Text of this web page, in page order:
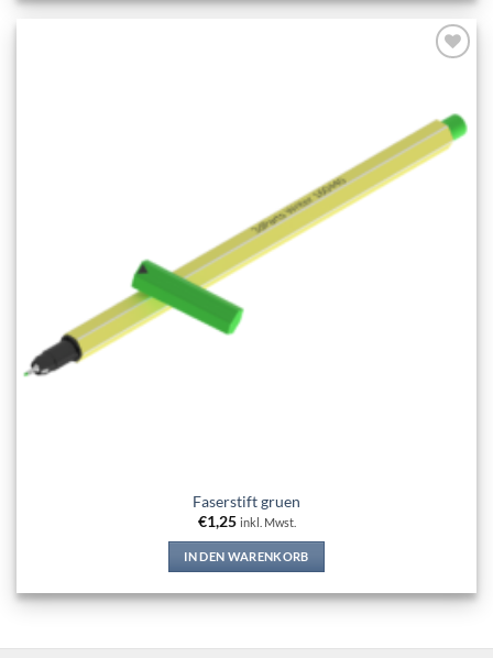
Faserstift gruen
€1,25 inkl. Mwst.
IN DEN WARENKORB